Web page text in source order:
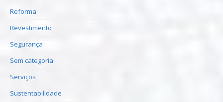
Reforma
Revestimento
Segurança
Sem categoria
Serviços
Sustentabilidade